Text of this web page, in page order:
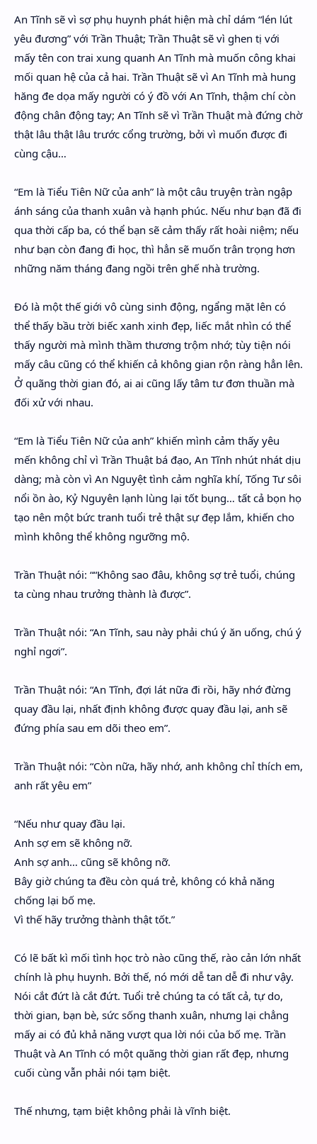
An Tĩnh sẽ vì sợ phụ huynh phát hiện mà chỉ dám “lén lút
yêu đương” với Trần Thuật; Trần Thuật sẽ vì ghen tị với
mấy tên con trai xung quanh An Tĩnh mà muốn công khai
mối quan hệ của cả hai. Trần Thuật sẽ vì An Tĩnh mà hung
hăng đe dọa mấy người có ý đồ với An Tĩnh, thậm chí còn
động chân động tay; An Tĩnh sẽ vì Trần Thuật mà đứng chờ
thật lâu thật lâu trước cổng trường, bởi vì muốn được đi
cùng cậu…
“Em là Tiểu Tiên Nữ của anh” là một câu truyện tràn ngập
ánh sáng của thanh xuân và hạnh phúc. Nếu như bạn đã đi
qua thời cấp ba, có thể bạn sẽ cảm thấy rất hoài niệm; nếu
như bạn còn đang đi học, thì hẳn sẽ muốn trân trọng hơn
những năm tháng đang ngồi trên ghế nhà trường.
Đó là một thế giới vô cùng sinh động, ngẩng mặt lên có
thể thấy bầu trời biếc xanh xinh đẹp, liếc mắt nhìn có thể
thấy người mà mình thầm thương trộm nhớ; tùy tiện nói
mấy câu cũng có thể khiến cả không gian rộn ràng hẳn lên.
Ở quãng thời gian đó, ai ai cũng lấy tâm tư đơn thuần mà
đối xử với nhau.
“Em là Tiểu Tiên Nữ của anh” khiến mình cảm thấy yêu
mến không chỉ vì Trần Thuật bá đạo, An Tĩnh nhút nhát dịu
dàng; mà còn vì An Nguyệt tình cảm nghĩa khí, Tống Tư sôi
nổi ồn ào, Kỷ Nguyên lạnh lùng lại tốt bụng… tất cả bọn họ
tạo nên một bức tranh tuổi trẻ thật sự đẹp lắm, khiến cho
mình không thể không ngưỡng mộ.
Trần Thuật nói: ““Không sao đâu, không sợ trẻ tuổi, chúng
ta cùng nhau trưởng thành là được”.
Trần Thuật nói: “An Tĩnh, sau này phải chú ý ăn uống, chú ý
nghỉ ngơi”.
Trần Thuật nói: “An Tĩnh, đợi lát nữa đi rồi, hãy nhớ đừng
quay đầu lại, nhất định không được quay đầu lại, anh sẽ
đứng phía sau em dõi theo em”.
Trần Thuật nói: “Còn nữa, hãy nhớ, anh không chỉ thích em,
anh rất yêu em”
“Nếu như quay đầu lại.
Anh sợ em sẽ không nỡ.
Anh sợ anh… cũng sẽ không nỡ.
Bây giờ chúng ta đều còn quá trẻ, không có khả năng
chống lại bố mẹ.
Vì thế hãy trưởng thành thật tốt.”
Có lẽ bất kì mối tình học trò nào cũng thế, rào cản lớn nhất
chính là phụ huynh. Bởi thế, nó mới dễ tan dễ đi như vậy.
Nói cắt đứt là cắt đứt. Tuổi trẻ chúng ta có tất cả, tự do,
thời gian, bạn bè, sức sống thanh xuân, nhưng lại chẳng
mấy ai có đủ khả năng vượt qua lời nói của bố mẹ. Trần
Thuật và An Tĩnh có một quãng thời gian rất đẹp, nhưng
cuối cùng vẫn phải nói tạm biệt.
Thế nhưng, tạm biệt không phải là vĩnh biệt.